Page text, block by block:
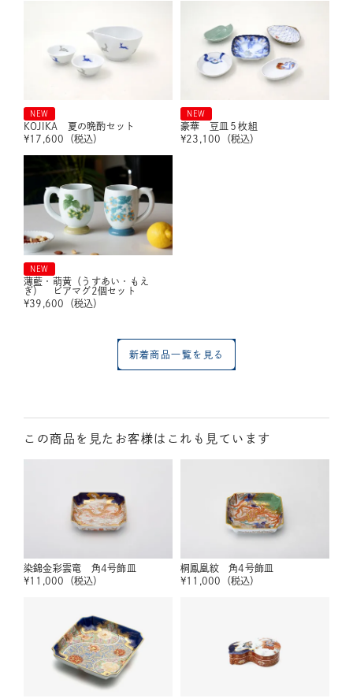
NEW
KOJIKA 夏の晩酌セット
¥17,600 （税込）
NEW
豪華 豆皿５枚組
¥23,100 （税込）
NEW
薄藍・萌黄（うすあい・もえ
ぎ） ビアマグ2個セット
¥39,600 （税込）
新着商品一覧を見る
この商品を見たお客様はこれも見ています
染錦金彩雲竜 角4号飾皿
¥11,000 （税込）
桐鳳凰紋 角4号飾皿
¥11,000 （税込）